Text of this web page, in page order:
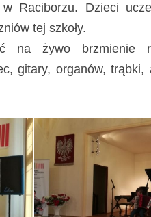
Raciborzu. Dzieci
tej szkoły.
na żywo brzmienie
gitary, organów, trąbki,